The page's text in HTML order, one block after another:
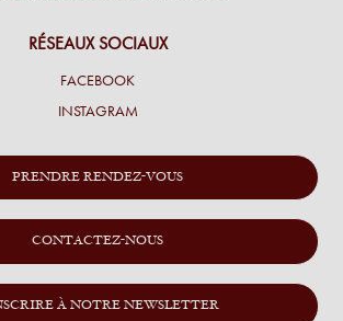
RÉSEAUX SOCIAUX
FACEBOOK
INSTAGRAM
PRENDRE RENDEZ-VOUS
CONTACTEZ-NOUS
À NOTRE NEWSLETTER